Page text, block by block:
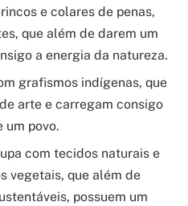
e colares de penas,
que além de darem um
a energia da natureza.
grafismos indígenas, que
arte e carregam consigo
um povo.
com tecidos naturais e
vegetais, que além de
possuem um